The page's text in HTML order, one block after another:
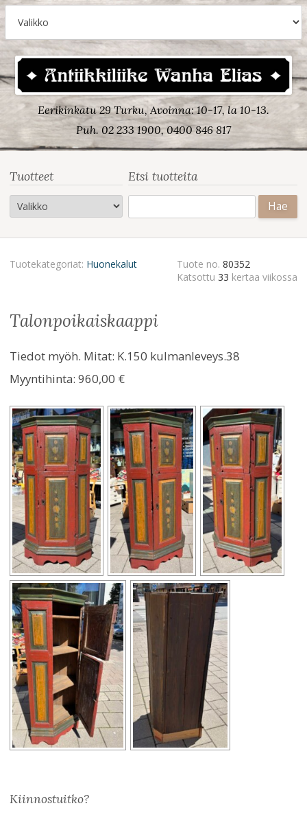
Eerikinkatu 29 Turku, Avoinna: 10-17, la 10-13.
Puh. 02 233 1900, 0400 846 817
Tuotteet Etsi tuotteita
Tuotekategoriat: Huonekalut Tuote no. 80352
Katsottu 33 kertaa viikossa
talonpoikaiskaappi
Tiedot myöh. Mitat: K.150 kulmanleveys.38
Myyntihinta: 960,00 €
Kiinnostuitko?